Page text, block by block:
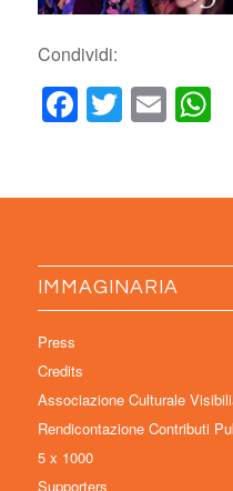
Condividi:
Facebook
Twitter
Email
IMMAGINARIA
Press
Credits
Associazione Culturale
Rendicontazione Contributi
5 x 1000
Supporters